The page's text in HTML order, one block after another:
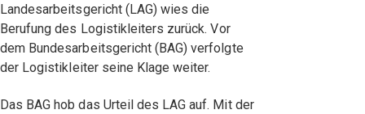
Landesarbeitsgericht (LAG) wies die
Berufung des Logistikleiters zurück. Vor
dem Bundesarbeitsgericht (BAG) verfolgte
der Logistikleiter seine Klage weiter.
Das BAG hob das Urteil des LAG auf. Mit der